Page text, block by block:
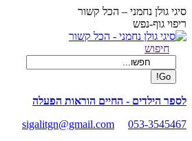
Skip
to
content
סיגי גולן נחמני – הכל קשור
ריפוי גוף-נפש
Facebook
opens
new
window
Search:
חיפוש
לספר הילדים - החיים הוראות הפעלה
sigalitgn@gmail.com
053-3545467